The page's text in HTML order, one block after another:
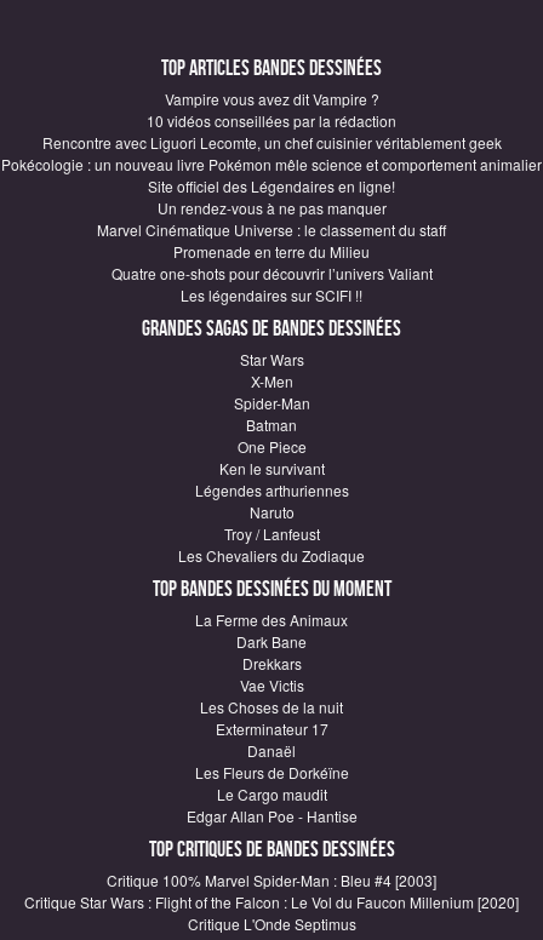
Top articles Bandes Dessinées
Vampire vous avez dit Vampire ?
10 vidéos conseillées par la rédaction
Rencontre avec Liguori Lecomte, un chef cuisinier véritablement geek
Pokécologie : un nouveau livre Pokémon mêle science et comportement animalier
Site officiel des Légendaires en ligne!
Un rendez-vous à ne pas manquer
Marvel Cinématique Universe : le classement du staff
Promenade en terre du Milieu
Quatre one-shots pour découvrir l’univers Valiant
Les légendaires sur SCIFI !!
Grandes sagas de Bandes Dessinées
Star Wars
X-Men
Spider-Man
Batman
One Piece
Ken le survivant
Légendes arthuriennes
Naruto
Troy / Lanfeust
Les Chevaliers du Zodiaque
Top Bandes Dessinées du moment
La Ferme des Animaux
Dark Bane
Drekkars
Vae Victis
Les Choses de la nuit
Exterminateur 17
Danaël
Les Fleurs de Dorkéïne
Le Cargo maudit
Edgar Allan Poe - Hantise
Top critiques de Bandes Dessinées
Critique 100% Marvel Spider-Man : Bleu #4 [2003]
Critique Star Wars : Flight of the Falcon : Le Vol du Faucon Millenium [2020]
Critique L'Onde Septimus